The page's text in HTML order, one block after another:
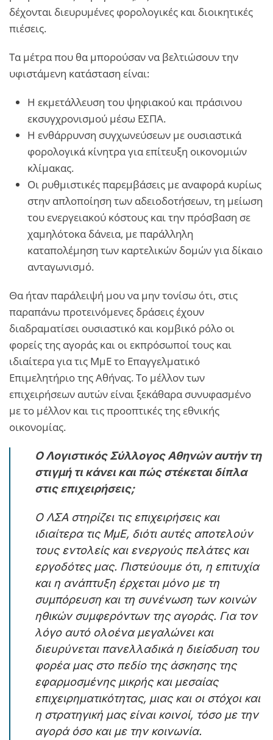
δέχονται διευρυμένες φορολογικές και διοικητικές
πιέσεις.
Τα μέτρα που θα μπορούσαν να βελτιώσουν την
υφιστάμενη κατάσταση είναι:
Η εκμετάλλευση του ψηφιακού και πράσινου
εκσυγχρονισμού μέσω ΕΣΠΑ.
Η ενθάρρυνση συγχωνεύσεων με ουσιαστικά
φορολογικά κίνητρα για επίτευξη οικονομιών
κλίμακας.
Οι ρυθμιστικές παρεμβάσεις με αναφορά κυρίως
στην απλοποίηση των αδειοδοτήσεων, τη μείωση
του ενεργειακού κόστους και την πρόσβαση σε
χαμηλότοκα δάνεια, με παράλληλη
καταπολέμηση των καρτελικών δομών για δίκαιο
ανταγωνισμό.
Θα ήταν παράλειψή μου να μην τονίσω ότι, στις
παραπάνω προτεινόμενες δράσεις έχουν
διαδραματίσει ουσιαστικό και κομβικό ρόλο οι
φορείς της αγοράς και οι εκπρόσωποί τους και
ιδιαίτερα για τις ΜμΕ το Επαγγελματικό
Επιμελητήριο της Αθήνας. Το μέλλον των
επιχειρήσεων αυτών είναι ξεκάθαρα συνυφασμένο
με το μέλλον και τις προοπτικές της εθνικής
οικονομίας.
Ο Λογιστικός Σύλλογος Αθηνών αυτήν τη
στιγμή τι κάνει και πώς στέκεται δίπλα
στις επιχειρήσεις;
Ο ΛΣΑ στηρίζει τις επιχειρήσεις και
ιδιαίτερα τις ΜμΕ, διότι αυτές αποτελούν
τους εντολείς και ενεργούς πελάτες και
εργοδότες μας. Πιστεύουμε ότι, η επιτυχία
και η ανάπτυξη έρχεται μόνο με τη
συμπόρευση και τη συνένωση των κοινών
ηθικών συμφερόντων της αγοράς. Για τον
λόγο αυτό ολοένα μεγαλώνει και
διευρύνεται πανελλαδικά η διείσδυση του
φορέα μας στο πεδίο της άσκησης της
εφαρμοσμένης μικρής και μεσαίας
επιχειρηματικότητας, μιας και οι στόχοι και
η στρατηγική μας είναι κοινοί, τόσο με την
αγορά όσο και με την κοινωνία.